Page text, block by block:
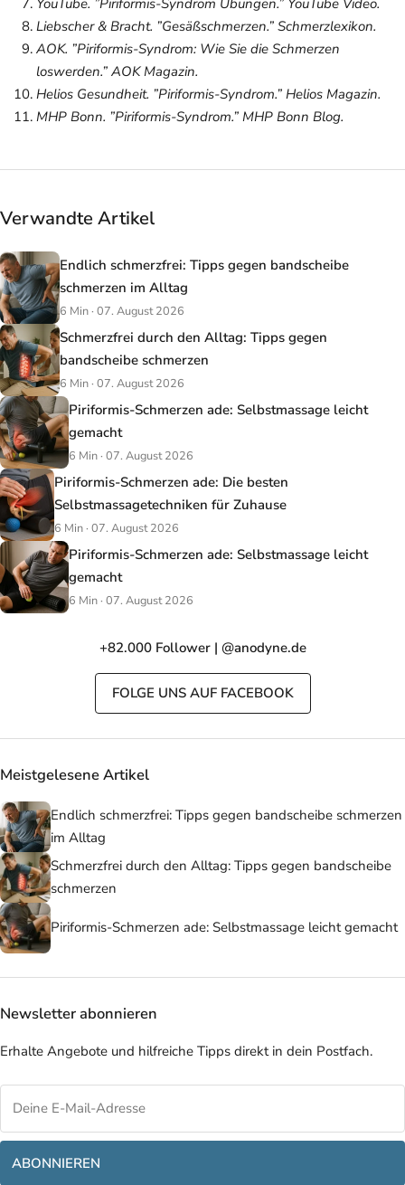
Liebscher & Bracht. ”Gesäßschmerzen.” Schmerzlexikon.
AOK. ”Piriformis-Syndrom: Wie Sie die Schmerzen
loswerden.” AOK Magazin.
Helios Gesundheit. ”Piriformis-Syndrom.” Helios Magazin.
MHP Bonn. ”Piriformis-Syndrom.” MHP Bonn Blog.
Verwandte Artikel
Endlich schmerzfrei: Tipps gegen bandscheibe
schmerzen im Alltag
6 Min · 07. August 2026
Schmerzfrei durch den Alltag: Tipps gegen
bandscheibe schmerzen
6 Min · 07. August 2026
Piriformis-Schmerzen ade: Selbstmassage leicht
gemacht
6 Min · 07. August 2026
Piriformis-Schmerzen ade: Die besten
Selbstmassagetechniken für Zuhause
6 Min · 07. August 2026
Piriformis-Schmerzen ade: Selbstmassage leicht
gemacht
6 Min · 07. August 2026
+82.000 Follower | @anodyne.de
FOLGE UNS AUF FACEBOOK
Meistgelesene Artikel
Endlich schmerzfrei: Tipps gegen bandscheibe schmerzen
im Alltag
Schmerzfrei durch den Alltag: Tipps gegen bandscheibe
schmerzen
Piriformis-Schmerzen ade: Selbstmassage leicht gemacht
Newsletter abonnieren
Erhalte Angebote und hilfreiche Tipps direkt in dein Postfach.
ABONNIEREN